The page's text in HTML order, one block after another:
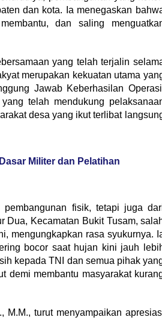
dan kota. Ia menegaskan
dan saling
yang telah terjalin
merupakan kekuatan utama
Jawab Keberhasilan
telah mendukung
desa yang ikut terlibat
Militer dan Pelatihan
fisik, tetapi juga
Dua, Kecamatan Bukit Tusam,
mengungkapkan rasa syukurnya.
bocor saat hujan kini jauh
kepada TNI dan semua pihak
demi membantu masyarakat
M.M., turut menyampaikan